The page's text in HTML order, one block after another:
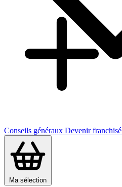
Conseils généraux Devenir franchisé
Ma sélection